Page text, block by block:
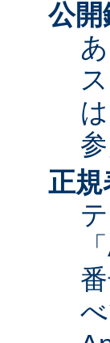
公開
正規